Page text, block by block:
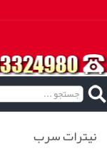
نیترات سرب